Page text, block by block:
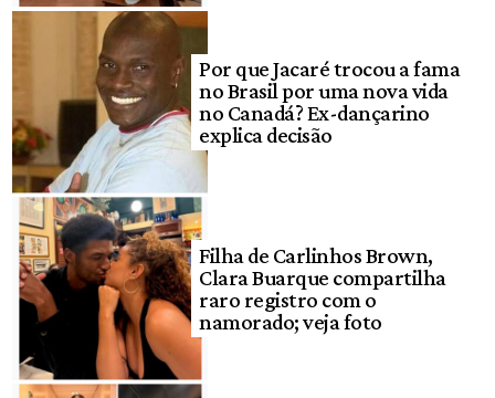
Por que Jacaré trocou a fama
no Brasil por uma nova vida
no Canadá? Ex-dançarino
explica decisão
Filha de Carlinhos Brown,
Clara Buarque compartilha
raro registro com o
namorado; veja foto